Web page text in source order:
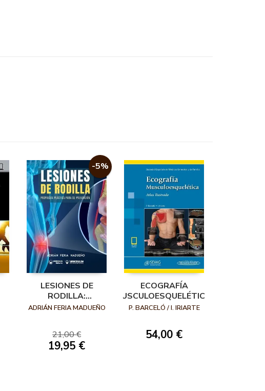
-5%
LESIONES DE
RODILLA:
PROPUESTA
ADRIÁN FERIA MADUEÑO
21,00 €
19,95 €
ECOGRAFÍA
MUSCULOESQUELÉTICA.
ATLAS ILUSTRADO
P. BARCELÓ / I. IRIARTE
54,00 €